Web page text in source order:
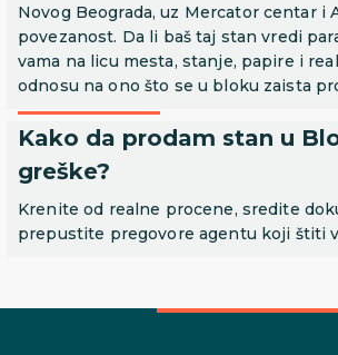
Novog Beograda, uz Mercator centar i
povezanost. Da li baš taj stan vredi
vama na licu mesta, stanje, papire i
odnosu na ono što se u bloku zaista
Kako da prodam stan u
greške?
Krenite od realne procene, sredite
prepustite pregovore agentu koji štiti